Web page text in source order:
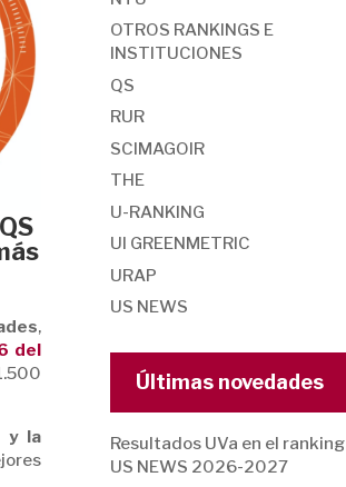
,
del
y la
OTROS RANKINGS E
INSTITUCIONES
QS
RUR
SCIMAGOIR
THE
U-RANKING
UI GREENMETRIC
URAP
US NEWS
Últimas novedades
Resultados UVa en el ranking
US NEWS 2026-2027